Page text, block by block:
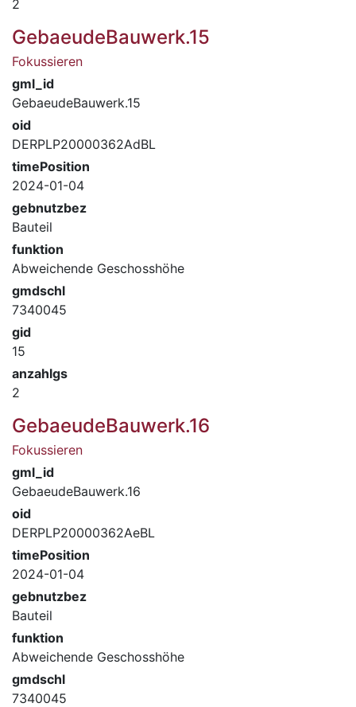
2
GebaeudeBauwerk.15
Fokussieren
gml_id
GebaeudeBauwerk.15
oid
DERPLP20000362AdBL
timePosition
2024-01-04
gebnutzbez
Bauteil
funktion
Abweichende Geschosshöhe
gmdschl
7340045
gid
15
anzahlgs
2
GebaeudeBauwerk.16
Fokussieren
gml_id
GebaeudeBauwerk.16
oid
DERPLP20000362AeBL
timePosition
2024-01-04
gebnutzbez
Bauteil
funktion
Abweichende Geschosshöhe
gmdschl
7340045